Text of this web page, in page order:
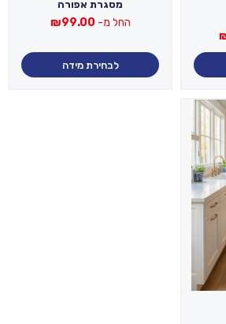
מסגרת אפורה
החל מ- ₪99.00
לבחירת מידה